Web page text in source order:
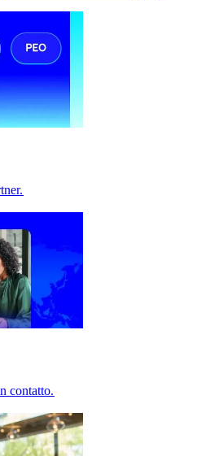
contatto.​​